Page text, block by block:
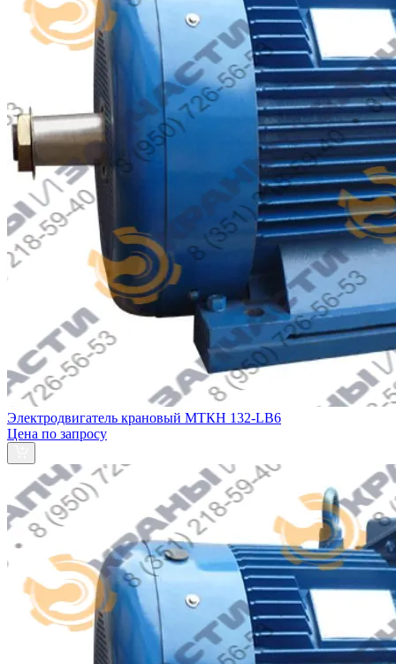
Электродвигатель крановый МТКH 132-LB6
Цена по запросу